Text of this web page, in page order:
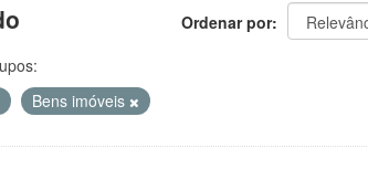
Ordenar por
Bens imóveis